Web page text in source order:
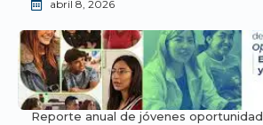
abril 8, 2026
Reporte anual de jóvenes oportunidad